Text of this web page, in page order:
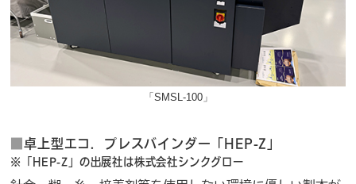
「SMSL-100」
■卓上型エコ．プレスバインダー「HEP-Z」
※「HEP-Z」の出展社は株式会社シンクグロー